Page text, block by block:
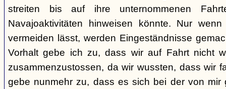
streiten bis auf ihre unternommenen
Navajoaktivitäten hinweisen könnte. Nur
vermeiden lässt, werden Eingeständnisse
Vorhalt gebe ich zu, dass wir auf Fahrt nicht
zusammenzustossen, da wir wussten, dass wir
gebe nunmehr zu, dass es sich bei der von mir